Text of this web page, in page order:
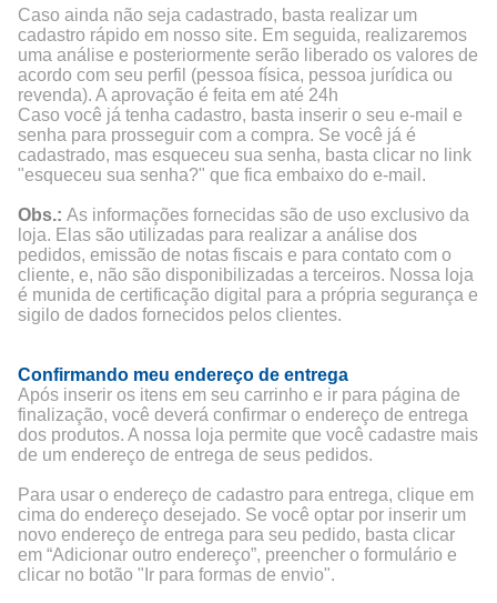
Caso ainda não seja cadastrado, basta realizar um
cadastro rápido em nosso site. Em seguida, realizaremos
uma análise e posteriormente serão liberado os valores de
acordo com seu perfil (pessoa física, pessoa jurídica ou
revenda). A aprovação é feita em até 24h
Caso você já tenha cadastro, basta inserir o seu e-mail e
senha para prosseguir com a compra. Se você já é
cadastrado, mas esqueceu sua senha, basta clicar no link
"esqueceu sua senha?" que fica embaixo do e-mail.
Obs.: As informações fornecidas são de uso exclusivo da
loja. Elas são utilizadas para realizar a análise dos
pedidos, emissão de notas fiscais e para contato com o
cliente, e, não são disponibilizadas a terceiros. Nossa loja
é munida de certificação digital para a própria segurança e
sigilo de dados fornecidos pelos clientes.
Confirmando meu endereço de entrega
Após inserir os itens em seu carrinho e ir para página de
finalização, você deverá confirmar o endereço de entrega
dos produtos. A nossa loja permite que você cadastre mais
de um endereço de entrega de seus pedidos.
Para usar o endereço de cadastro para entrega, clique em
cima do endereço desejado. Se você optar por inserir um
novo endereço de entrega para seu pedido, basta clicar
em “Adicionar outro endereço”, preencher o formulário e
clicar no botão "Ir para formas de envio".